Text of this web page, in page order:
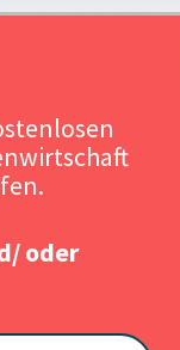
AG / Urheber: Real Estate Pilot
oder